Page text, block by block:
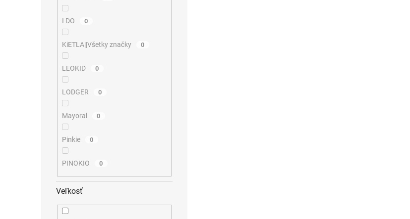
I DO 0
KiETLA||Všetky značky 0
LEOKID 0
LODGER 0
Mayoral 0
Pinkie 0
PINOKIO 0
Veľkosť